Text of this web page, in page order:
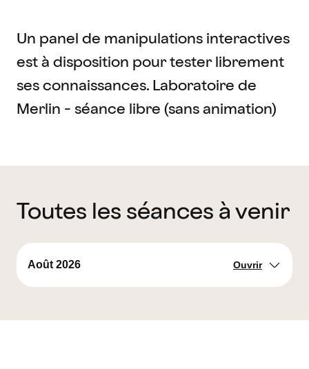
Un panel de manipulations interactives
est à disposition pour tester librement
ses connaissances. Laboratoire de
Merlin - séance libre (sans animation)
Toutes les séances à venir
Août 2026 Ouvrir